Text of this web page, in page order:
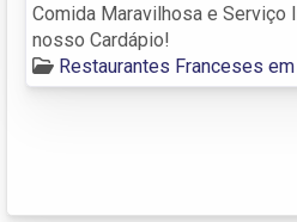
Comida Maravilhosa e Serviço
nosso Cardápio!
Restaurantes Franceses